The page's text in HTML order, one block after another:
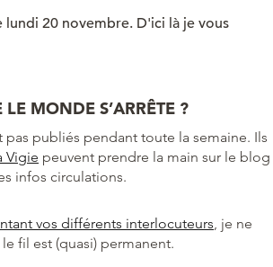
20 novembre. D'ici là je vous
MONDE S’ARRÊTE ?
publiés pendant toute la semaine. Ils
Vigie peuvent prendre la main sur le blog
infos circulations.
vos différents interlocuteurs, je ne
fil est (quasi) permanent.